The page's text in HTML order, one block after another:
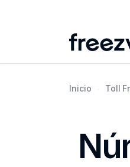
Inicio Toll